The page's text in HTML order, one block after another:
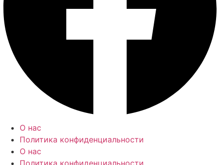
О нас
Политика конфиденциальности
О нас
Политика конфиденциальности